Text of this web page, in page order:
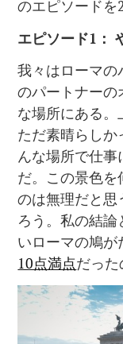
のエピソードを
エピソード1 ：
我々はローマの
のパートナーの
な場所にある
ただ素晴らしか
んな場所で仕
だ。この景色を
のは無理だと
ろう。私の結論
いローマの鳩
10点満点だった